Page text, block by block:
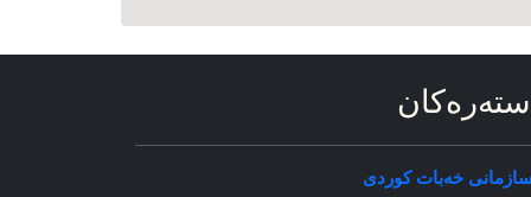
سازمانی خه‌بات کوردی